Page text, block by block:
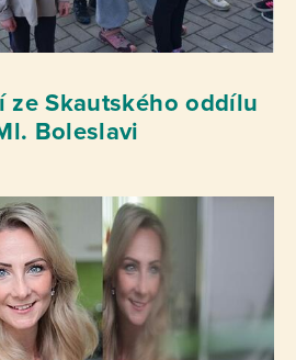
ze Skautského oddílu
Boleslavi